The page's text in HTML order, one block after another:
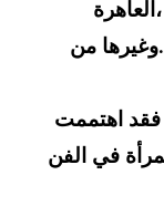
…وغيرها من
فقد اهتممت
في الفن